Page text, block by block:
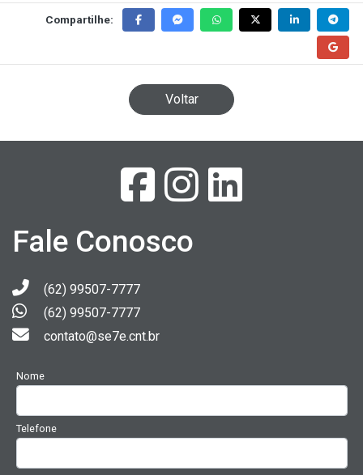
Compartilhe:
Voltar
Fale Conosco
(62) 99507-7777
(62) 99507-7777
contato@se7e.cnt.br
Nome
Telefone